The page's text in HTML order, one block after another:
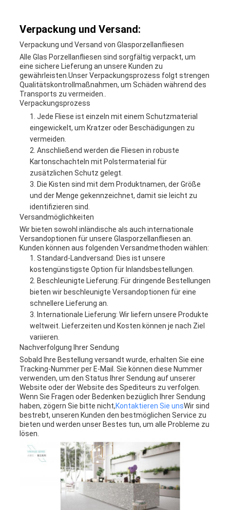
Verpackung und Versand:
Verpackung und Versand von Glasporzellanfliesen
Alle Glas Porzellanfliesen sind sorgfältig verpackt, um
eine sichere Lieferung an unsere Kunden zu
gewährleisten.Unser Verpackungsprozess folgt strengen
Qualitätskontrollmaßnahmen, um Schäden während des
Transports zu vermeiden..
Verpackungsprozess
Jede Fliese ist einzeln mit einem Schutzmaterial
eingewickelt, um Kratzer oder Beschädigungen zu
vermeiden.
Anschließend werden die Fliesen in robuste
Kartonschachteln mit Polstermaterial für
zusätzlichen Schutz gelegt.
Die Kisten sind mit dem Produktnamen, der Größe
und der Menge gekennzeichnet, damit sie leicht zu
identifizieren sind.
Versandmöglichkeiten
Wir bieten sowohl inländische als auch internationale
Versandoptionen für unsere Glasporzellanfliesen an.
Kunden können aus folgenden Versandmethoden wählen:
Standard-Landversand: Dies ist unsere
kostengünstigste Option für Inlandsbestellungen.
Beschleunigte Lieferung: Für dringende Bestellungen
bieten wir beschleunigte Versandoptionen für eine
schnellere Lieferung an.
Internationale Lieferung: Wir liefern unsere Produkte
weltweit. Lieferzeiten und Kosten können je nach Ziel
variieren.
Nachverfolgung Ihrer Sendung
Sobald Ihre Bestellung versandt wurde, erhalten Sie eine
Tracking-Nummer per E-Mail. Sie können diese Nummer
verwenden, um den Status Ihrer Sendung auf unserer
Website oder der Website des Spediteurs zu verfolgen.
Wenn Sie Fragen oder Bedenken bezüglich Ihrer Sendung
haben, zögern Sie bitte nicht,Kontaktieren Sie unsWir sind
bestrebt, unseren Kunden den bestmöglichen Service zu
bieten und werden unser Bestes tun, um alle Probleme zu
lösen.